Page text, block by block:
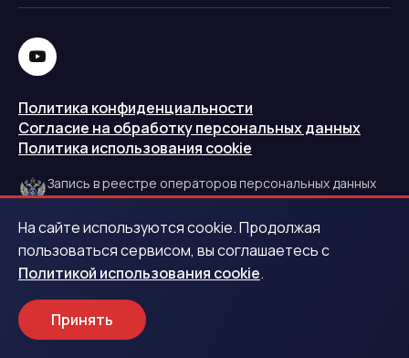
Политика конфиденциальности
Согласие на обработку персональных данных
Политика использования cookie
Запись в реестре операторов персональных данных
РКН
Центральный банк Российской Федерации
Обращаем ваше внимание на то, что данный интернет-
сайт носит исключительно информационный характер и
ни при каких условиях не является публичной офертой.
На сайте используются cookie. Продолжая
пользоваться сервисом, вы соглашаетесь с
Политикой использования cookie.
Принять